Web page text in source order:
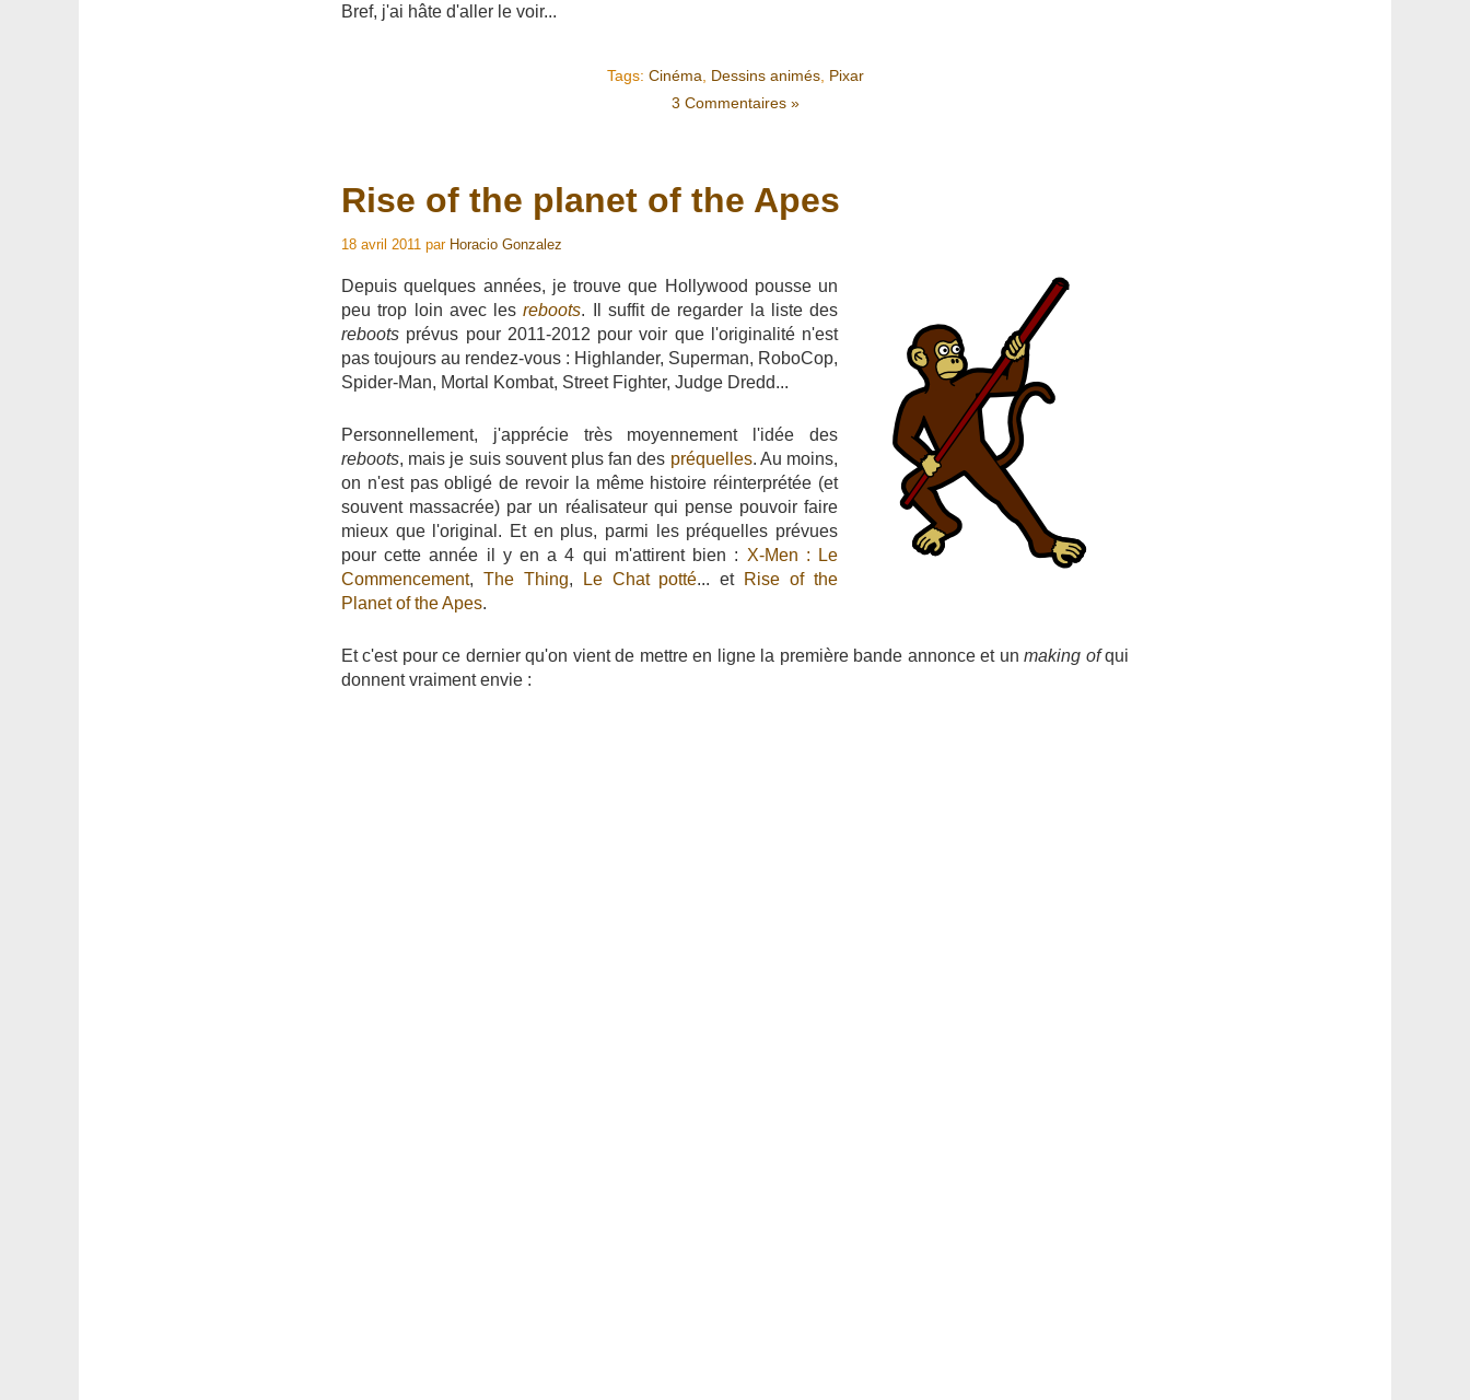
Bref, j'ai hâte d'aller le voir...
Tags: Cinéma Dessins animés, Pixar
3 Commentaires »
Rise of the planet of the Apes
18 avril 2011 par Horacio Gonzalez
Depuis quelques années, je trouve que Hollywood pousse un
peu trop loin avec lesreboots. Il suffit de regarder la liste des
reboots prévus pour 2011-2012 pour voir que l'originalité n'est
pas toujours au rendez-vous : Highlander, Superman, RoboCop,
Spider-Man, Mortal Kombat, Street Fighter, Judge Dredd...
Personnellement, j'apprécie très moyennement l'idée des
reboots, mais je suis souvent plus fan des préquelles. Au moins,
on n'est pas obligé de revoir la même histoire réinterprétée (et
souvent massacrée) par un réalisateur qui pense pouvoir faire
mieux que l'original. Et en plus, parmi les préquelles prévues
pour cette année il y en a 4 qui m'attirent bien : X-Men : Le
Commencement, The Thing, Le Chat potté... et Rise of the
Planet of the Apes.
Et c'est pour ce dernier qu'on vient de mettre en ligne la première bande annonce et unmaking ofqui
donnent vraiment envie :